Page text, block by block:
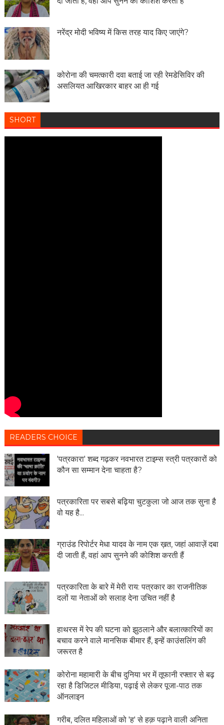
नरेंद्र मोदी भविष्य में किस तरह याद किए जाएंगे?
कोरोना की चमत्कारी दवा बताई जा रही रेमडेसिविर की
असलियत आखिरकार बाहर आ ही गई
SHORT
READERS CHOICE
'पत्रकारा' शब्द गढ़कर नवभारत टाइम्स स्त्री पत्रकारों को
कौन सा सम्मान देना चाहता है?
पत्रकारिता पर सबसे बढ़िया चुटकुला जो आज तक सुना है
वो यह है...
ग्राउंड रिपोर्टर मेधा यादव के नाम एक ख़त, जहां आवाज़ें दबा
दी जाती हैं, वहां आप सुनने की कोशिश करती हैं
पत्रकारिता के बारे में मेरी राय: पत्रकार का राजनीतिक
दलों या नेताओं को सलाह देना उचित नहीं है
हाथरस में रेप की घटना को झुठलाने और बलात्कारियों का
बचाव करने वाले मानसिक बीमार हैं, इन्हें काउंसलिंग की
जरूरत है
कोरोना महामारी के बीच दुनिया भर में तूफानी रफ्तार से बढ़
रहा है डिजिटल मीडिया, पढ़ाई से लेकर पूजा-पाठ तक
ऑनलाइन
गरीब, दलित महिलाओं को 'ह' से हक़ पढ़ाने वाली अनिता